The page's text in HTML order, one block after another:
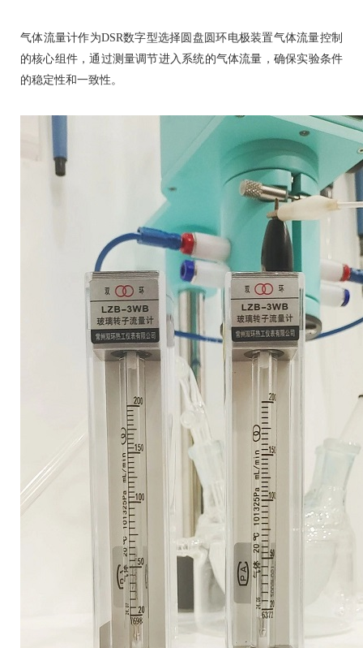
气体流量计作为DSR数字型选择圆盘圆环电极装置气体流量控制
的核心组件，通过测量调节进入系统的气体流量，确保实验条件
的稳定性和一致性。